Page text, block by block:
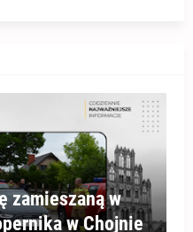
zamieszaną w
w Chojnie